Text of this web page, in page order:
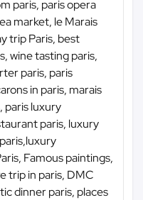
paris, paris opera
market, le Marais
trip Paris, best
wine tasting paris,
paris, paris
in paris, marais
paris luxury
paris, luxury
Famous paintings,
trip in paris, DMC
dinner paris, places